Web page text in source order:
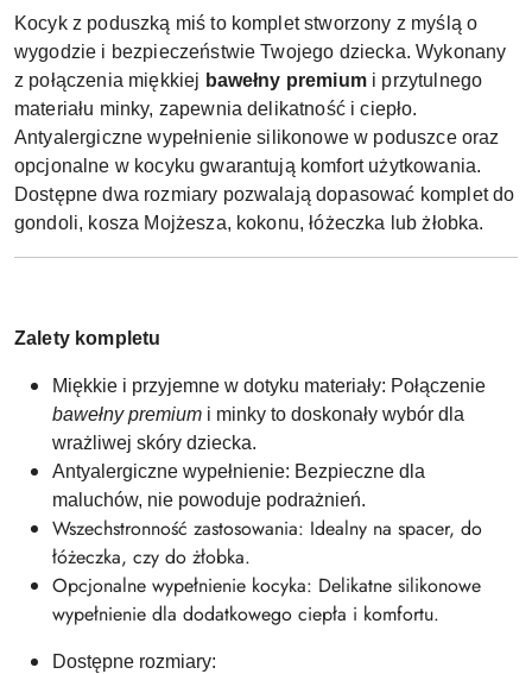
Kocyk z poduszką miś to komplet stworzony z myślą o
wygodzie i bezpieczeństwie Twojego dziecka. Wykonany
z połączenia miękkiej bawełny premiumi przytulnego
materiału minky, zapewnia delikatność i ciepło.
Antyalergiczne wypełnienie silikonowe w poduszce oraz
opcjonalne w kocyku gwarantują komfort użytkowania.
Dostępne dwa rozmiary pozwalają dopasować komplet do
gondoli, kosza Mojżesza, kokonu, łóżeczka lub żłobka.
Zalety kompletu
Miękkie i przyjemne w dotyku materiały: Połączenie
bawełny premium i minky to doskonały wybór dla
wrażliwej skóry dziecka.
Antyalergiczne wypełnienie: Bezpieczne dla
maluchów, nie powoduje podrażnień.
Wszechstronność zastosowania: Idealny na spacer, do
łóżeczka, czy do żłobka.
Opcjonalne wypełnienie kocyka: Delikatne silikonowe
wypełnienie dla dodatkowego ciepła i komfortu.
Dostępne rozmiary: